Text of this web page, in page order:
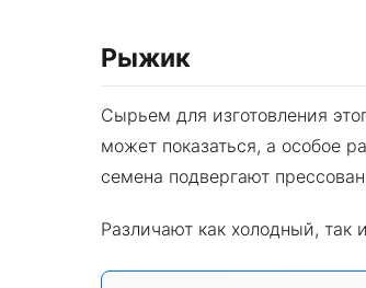
Рыжик
Сырьем для изготовления
может показаться, а особое
семена подвергают
Различают как холодный,